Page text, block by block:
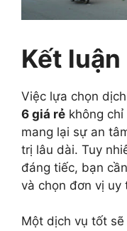
Kết luận
Việc lựa chọn
6 giá rẻ không
mang lại sự an
trị lâu dài. Tuy
đáng tiếc, bạn
và chọn đơn vị uy
Một dịch vụ tốt